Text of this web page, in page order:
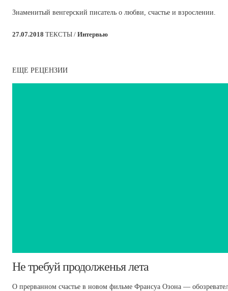
Знаменитый венгерский писатель о любви, счастье и взрослении.
27.07.2018 ТЕКСТЫ / Интервью
ЕЩЕ РЕЦЕНЗИИ
​Не требуй продолженья лета
О прерванном счастье в новом фильме Франсуа Озона —